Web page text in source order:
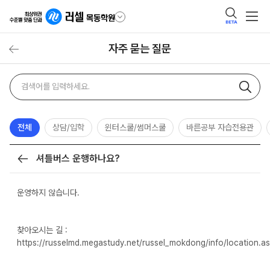
BETA
자주 묻는 질문
자주
묻는
검색
검색어
전체 상담/입학 윈터스쿨/썸머스쿨 바른공부 자습전용관
목록 셔틀버스 운행하나요?
운영하지 않습니다.
찾아오시는 길 :
https://russelmd.megastudy.net/russel_mokdong/info/